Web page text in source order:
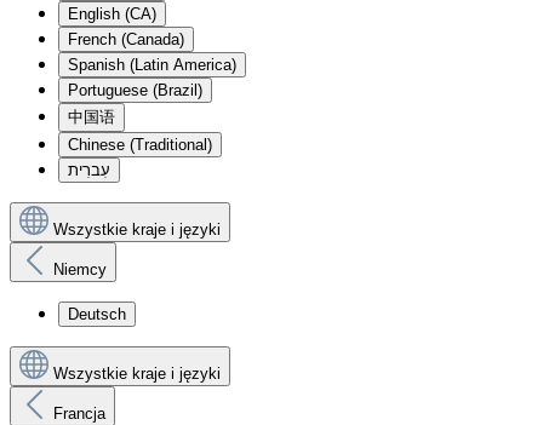
English (CA)
French (Canada)
Spanish (Latin America)
Portuguese (Brazil)
中国语
Chinese (Traditional)
עִברִית
Wszystkie kraje i języki
Niemcy
Deutsch
Wszystkie kraje i języki
Francja